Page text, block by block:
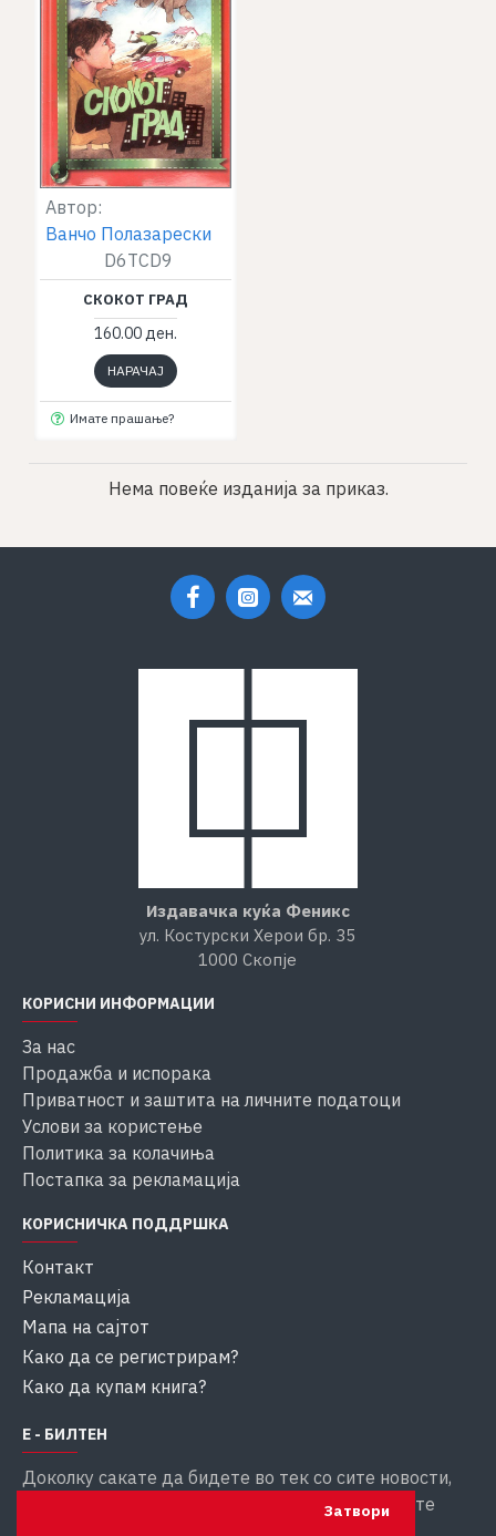
Затвори
Автор:
Ванчо Полазарески
D6TCD9
СКОКОТ ГРАД
160.00 ден.
НАРАЧАЈ
Имате прашање?
Нема повеќе изданија за приказ.
Издавачка куќа Феникс
ул. Костурски Херои бр. 35
1000 Скопје
КОРИСНИ ИНФОРМАЦИИ
За нас
Продажба и испорака
Приватност и заштита на личните податоци
Услови за користење
Политика за колачиња
Постапка за рекламација
КОРИСНИЧКА ПОДДРШКА
Контакт
Рекламација
Мапа на сајтот
Како да се регистрирам?
Како да купам книга?
Е - БИЛТЕН
Доколку сакате да бидете во тек со сите новости,
внесете ја вашата емаил адреса за да добивате